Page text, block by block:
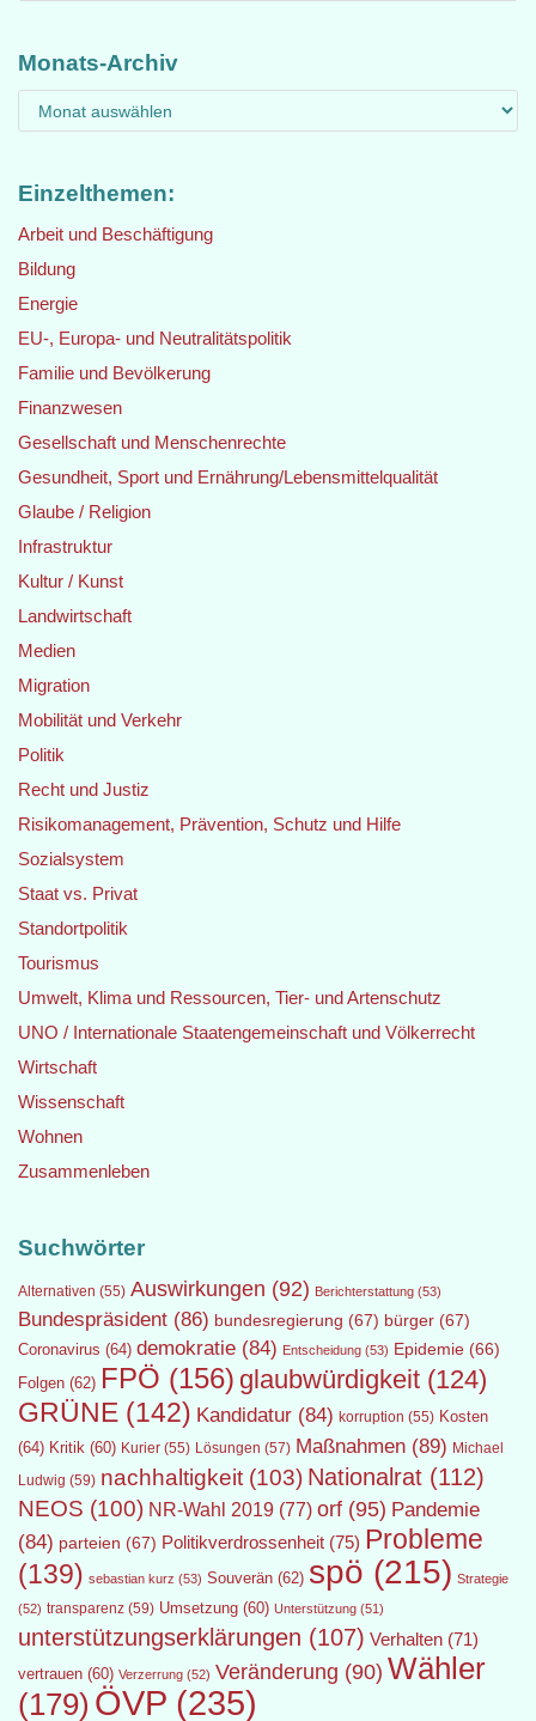
Monats-Archiv
Einzelthemen:
Arbeit und Beschäftigung
Bildung
Energie
EU-, Europa- und Neutralitätspolitik
Familie und Bevölkerung
Finanzwesen
Gesellschaft und Menschenrechte
Gesundheit, Sport und Ernährung/Lebensmittelqualität
Glaube / Religion
Infrastruktur
Kultur / Kunst
Landwirtschaft
Medien
Migration
Mobilität und Verkehr
Politik
Recht und Justiz
Risikomanagement, Prävention, Schutz und Hilfe
Sozialsystem
Staat vs. Privat
Standortpolitik
Tourismus
Umwelt, Klima und Ressourcen, Tier- und Artenschutz
UNO / Internationale Staatengemeinschaft und Völkerrecht
Wirtschaft
Wissenschaft
Wohnen
Zusammenleben
Suchwörter
Alternativen (55) Auswirkungen (92) Berichterstattung (53)
Bundespräsident (86) bundesregierung (67) bürger (67)
Coronavirus (64) demokratie (84) Entscheidung (53) Epidemie (66)
Folgen (62) FPÖ (156) glaubwürdigkeit (124)
GRÜNE (142) Kandidatur (84) korruption (55) Kosten
(64) Kritik (60) Kurier (55) Lösungen (57) Maßnahmen (89) Michael
Ludwig (59) nachhaltigkeit (103) Nationalrat (112)
NEOS (100) NR-Wahl 2019 (77) orf (95) Pandemie
(84) parteien (67) Politikverdrossenheit (75) Probleme
(139) sebastian kurz (53) Souverän (62) spö (215) Strategie
(52) transparenz (59) Umsetzung (60) Unterstützung (51)
unterstützungserklärungen (107) Verhalten (71)
vertrauen (60) Verzerrung (52) Veränderung (90) Wähler
(179) ÖVP (235)